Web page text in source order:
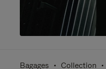
Bagages Collection